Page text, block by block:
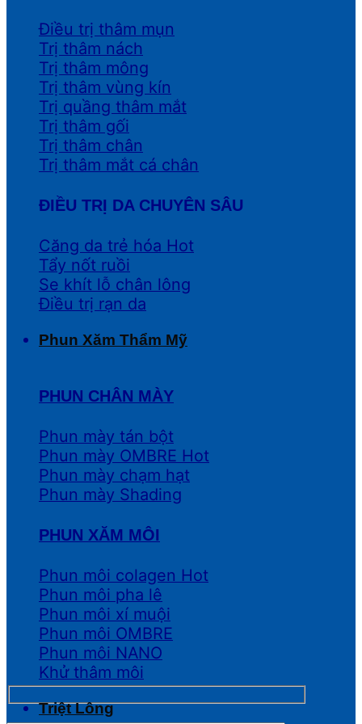
Điều trị thâm mụn
Trị thâm nách
Trị thâm mông
Trị thâm vùng kín
Trị quầng thâm mắt
Trị thâm gối
Trị thâm chân
Trị thâm mắt cá chân
ĐIỀU TRỊ DA CHUYÊN SÂU
Căng da trẻ hóa
Tẩy nốt ruồi
Se khít lỗ chân lông
Điều trị rạn da
Phun Xăm Thẩm Mỹ
PHUN CHÂN MÀY
Phun mày tán bột
Phun mày OMBRE
Phun mày chạm hạt
Phun mày Shading
PHUN XĂM MÔI
Phun môi colagen
Phun môi pha lê
Phun môi xí muội
Phun môi OMBRE
Phun môi NANO
Khử thâm môi
Triệt Lông